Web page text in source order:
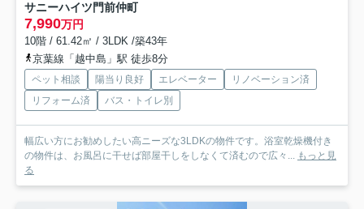
サニーハイツ門前仲町
7,990万円
10階 / 61.42㎡ / 3LDK /築43年
京葉線「越中島」駅 徒歩8分
ペット相談 陽当り良好 エレベーター
リノベーション済
リフォーム済
バス・トイレ別
幅広い方にお勧めしたい高ニーズな3LDKの物件です。浴室乾燥機付き
の物件は、お風呂に干せば部屋干しをしなくて済むので広々... もっと見
る